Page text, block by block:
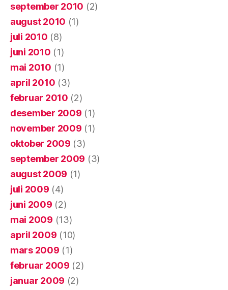
september 2010 (2)
august 2010 (1)
juli 2010 (8)
juni 2010 (1)
mai 2010 (1)
april 2010 (3)
februar 2010 (2)
desember 2009 (1)
november 2009 (1)
oktober 2009 (3)
september 2009 (3)
august 2009 (1)
juli 2009 (4)
juni 2009 (2)
mai 2009 (13)
april 2009 (10)
mars 2009 (1)
februar 2009 (2)
januar 2009 (2)